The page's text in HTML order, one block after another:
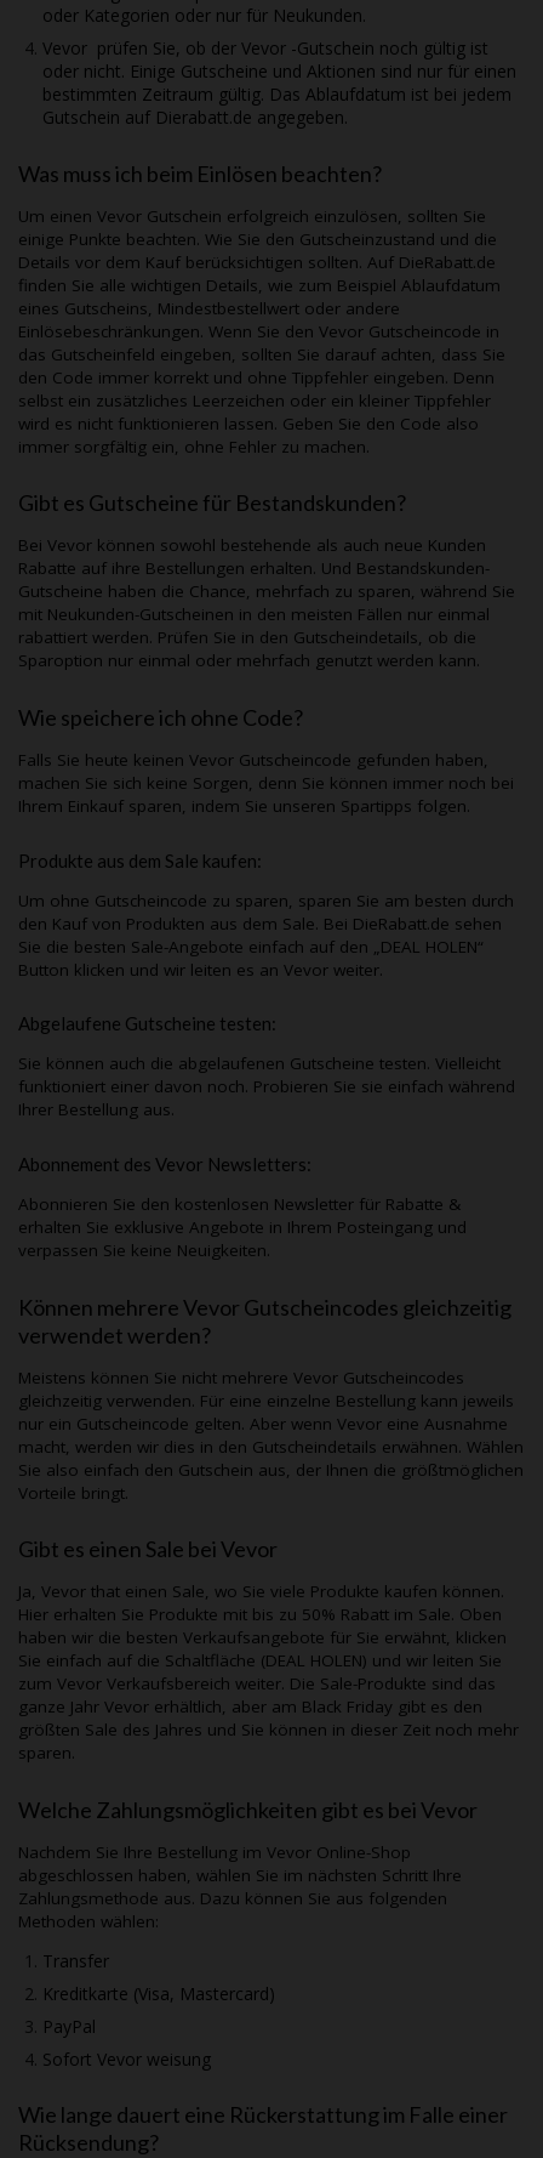
oder Kategorien oder nur für Neukunden.
Vevor prüfen Sie, ob der Vevor -Gutschein noch gültig ist
oder nicht. Einige Gutscheine und Aktionen sind nur für einen
bestimmten Zeitraum gültig. Das Ablaufdatum ist bei jedem
Gutschein auf Dierabatt.de angegeben.
Was muss ich beim Einlösen beachten?
Um einen Vevor Gutschein erfolgreich einzulösen, sollten Sie
einige Punkte beachten. Wie Sie den Gutscheinzustand und die
Details vor dem Kauf berücksichtigen sollten. Auf DieRabatt.de
finden Sie alle wichtigen Details, wie zum Beispiel Ablaufdatum
eines Gutscheins, Mindestbestellwert oder andere
Einlösebeschränkungen. Wenn Sie den Vevor Gutscheincode in
das Gutscheinfeld eingeben, sollten Sie darauf achten, dass Sie
den Code immer korrekt und ohne Tippfehler eingeben. Denn
selbst ein zusätzliches Leerzeichen oder ein kleiner Tippfehler
wird es nicht funktionieren lassen. Geben Sie den Code also
immer sorgfältig ein, ohne Fehler zu machen.
Gibt es Gutscheine für Bestandskunden?
Bei Vevor können sowohl bestehende als auch neue Kunden
Rabatte auf ihre Bestellungen erhalten. Und Bestandskunden-
Gutscheine haben die Chance, mehrfach zu sparen, während Sie
mit Neukunden-Gutscheinen in den meisten Fällen nur einmal
rabattiert werden. Prüfen Sie in den Gutscheindetails, ob die
Sparoption nur einmal oder mehrfach genutzt werden kann.
Wie speichere ich ohne Code?
Falls Sie heute keinen Vevor Gutscheincode gefunden haben,
machen Sie sich keine Sorgen, denn Sie können immer noch bei
Ihrem Einkauf sparen, indem Sie unseren Spartipps folgen.
Produkte aus dem Sale kaufen:
Um ohne Gutscheincode zu sparen, sparen Sie am besten durch
den Kauf von Produkten aus dem Sale. Bei DieRabatt.de sehen
Sie die besten Sale-Angebote einfach auf den „DEAL HOLEN“
Button klicken und wir leiten es an Vevor weiter.
Abgelaufene Gutscheine testen:
Sie können auch die abgelaufenen Gutscheine testen. Vielleicht
funktioniert einer davon noch. Probieren Sie sie einfach während
Ihrer Bestellung aus.
Abonnement des Vevor Newsletters:
Abonnieren Sie den kostenlosen Newsletter für Rabatte &
erhalten Sie exklusive Angebote in Ihrem Posteingang und
verpassen Sie keine Neuigkeiten.
Können mehrereVevor Gutscheincodes gleichzeitig
verwendet werden?
Meistens können Sie nicht mehrere Vevor Gutscheincodes
gleichzeitig verwenden. Für eine einzelne Bestellung kann jeweils
nur ein Gutscheincode gelten. Aber wenn Vevor eine Ausnahme
macht, werden wir dies in den Gutscheindetails erwähnen. Wählen
Sie also einfach den Gutschein aus, der Ihnen die größtmöglichen
Vorteile bringt.
Gibt es einen Sale beiVevor
Ja, Vevor that einen Sale, wo Sie viele Produkte kaufen können.
Hier erhalten Sie Produkte mit bis zu 50% Rabatt im Sale. Oben
haben wir die besten Verkaufsangebote für Sie erwähnt, klicken
Sie einfach auf die Schaltfläche (DEAL HOLEN) und wir leiten Sie
zum Vevor Verkaufsbereich weiter. Die Sale-Produkte sind das
ganze Jahr Vevor erhältlich, aber am Black Friday gibt es den
größten Sale des Jahres und Sie können in dieser Zeit noch mehr
sparen.
Welche Zahlungsmöglichkeiten gibt es beiVevor
Nachdem Sie Ihre Bestellung im Vevor Online-Shop
abgeschlossen haben, wählen Sie im nächsten Schritt Ihre
Zahlungsmethode aus. Dazu können Sie aus folgenden
Methoden wählen:
Transfer
Kreditkarte (Visa, Mastercard)
PayPal
Sofort Vevor weisung
Wie lange dauert eine Rückerstattung im Falle einer
Rücksendung?